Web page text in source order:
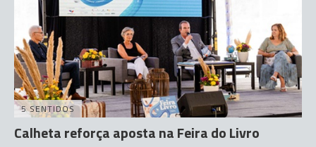
5 SENTIDOS
Calheta reforça aposta na Feira do Livro